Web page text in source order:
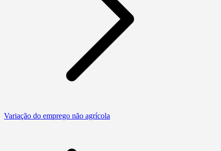
Variação do emprego não agrícola